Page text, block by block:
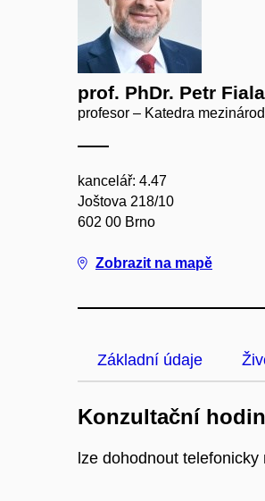
prof. PhDr. Petr
profesor – Katedra
kancelář: 4.47
Joštova 218/10
602 00 Brno
Zobrazit na mapě
Základní údaje
Konzultační
lze dohodnout